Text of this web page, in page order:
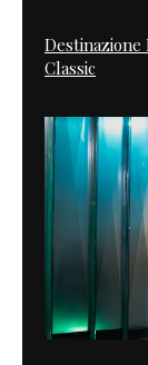
Classic